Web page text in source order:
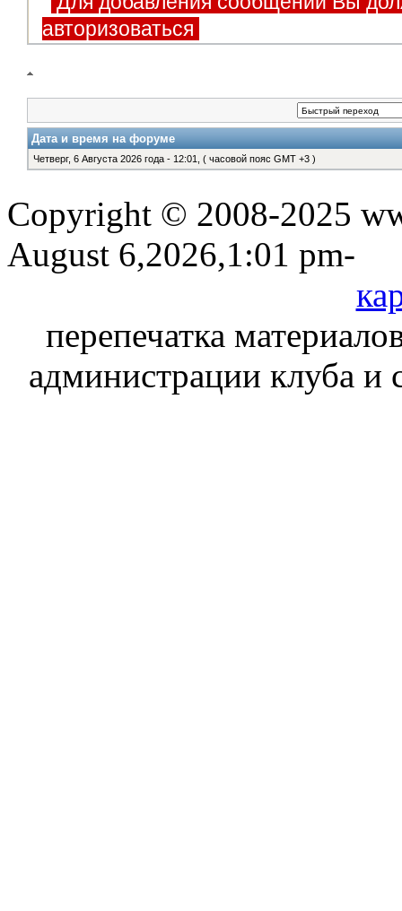
авторизоваться
Дата и время на форуме
Четверг, 6 Августа 2026 года - 12:01, ( часовой пояс GMT +3 )
Copyright © 2008-2025
August 6,2026,1:01 pm-
перепечатка
администрации клуба и